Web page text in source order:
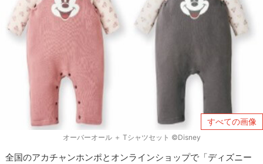
すべての画像
オーバーオール ＋ Tシャツセット ©︎Disney
全国のアカチャンホンポとオンラインショップで「ディズニー